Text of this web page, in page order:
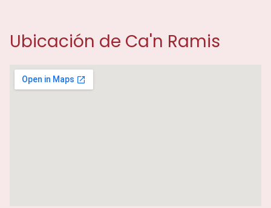
Ubicación de Ca'n Ramis